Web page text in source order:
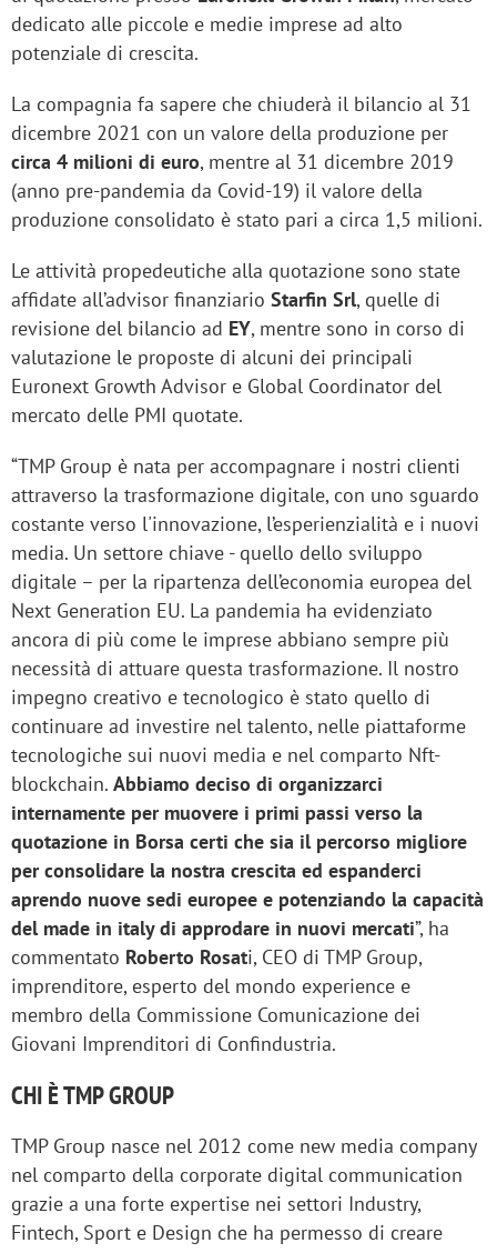
dedicato alle piccole e medie imprese ad alto
potenziale di crescita.
La compagnia fa sapere che chiuderà il bilancio al 31
dicembre 2021 con un valore della produzione per
circa 4 milioni di euro, mentre al 31 dicembre 2019
(anno pre-pandemia da Covid-19) il valore della
produzione consolidato è stato pari a circa 1,5 milioni.
Le attività propedeutiche alla quotazione sono state
affidate all’advisor finanziario Starfin Srl, quelle di
revisione del bilancio ad EY, mentre sono in corso di
valutazione le proposte di alcuni dei principali
Euronext Growth Advisor e Global Coordinator del
mercato delle PMI quotate.
“TMP Group è nata per accompagnare i nostri clienti
attraverso la trasformazione digitale, con uno sguardo
costante verso l'innovazione, l’esperienzialità e i nuovi
media. Un settore chiave - quello dello sviluppo
digitale – per la ripartenza dell’economia europea del
Next Generation EU. La pandemia ha evidenziato
ancora di più come le imprese abbiano sempre più
necessità di attuare questa trasformazione. Il nostro
impegno creativo e tecnologico è stato quello di
continuare ad investire nel talento, nelle piattaforme
tecnologiche sui nuovi media e nel comparto Nft-
blockchain. Abbiamo deciso di organizzarci
internamente per muovere i primi passi verso la
quotazione in Borsa certi che sia il percorso migliore
per consolidare la nostra crescita ed espanderci
aprendo nuove sedi europee e potenziando la capacità
del made in italy di approdare in nuovi mercati”, ha
commentato Roberto Rosati, CEO di TMP Group,
imprenditore, esperto del mondo experience e
membro della Commissione Comunicazione dei
Giovani Imprenditori di Confindustria.
CHI È TMP GROUP
TMP Group nasce nel 2012 come new media company
nel comparto della corporate digital communication
grazie a una forte expertise nei settori Industry,
Fintech, Sport e Design che ha permesso di creare